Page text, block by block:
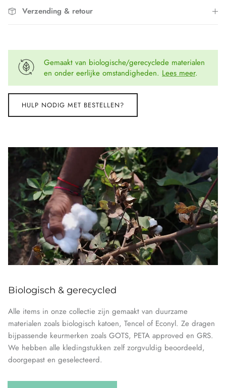
Verzending & retour
Gemaakt van biologische/gerecyclede materialen
en onder eerlijke omstandigheden. Lees meer.
HULP NODIG MET BESTELLEN?
Biologisch & gerecycled
Alle items in onze collectie zijn gemaakt van duurzame
materialen zoals biologisch katoen, Tencel of Econyl. Ze dragen
bijpassende keurmerken zoals GOTS, PETA approved en GRS.
We hebben alle kledingstukken zelf zorgvuldig beoordeeld,
doorgepast en geselecteerd.